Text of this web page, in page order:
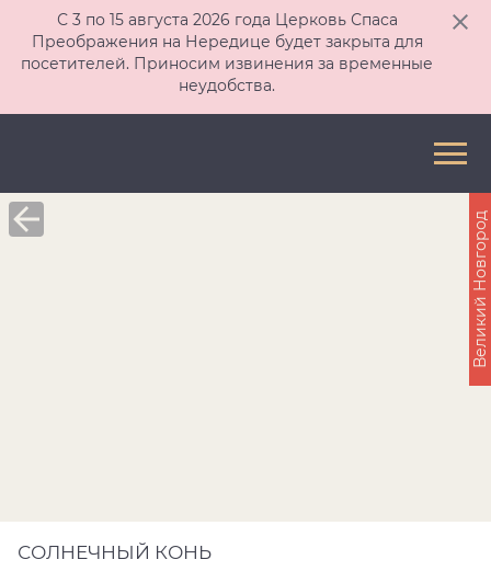
С 3 по 15 августа 2026 года Церковь Спаса
Преображения на Нередице будет закрыта для
посетителей. Приносим извинения за временные
неудобства.
СОЛНЕЧНЫЙ КОНЬ
Великий Новгород